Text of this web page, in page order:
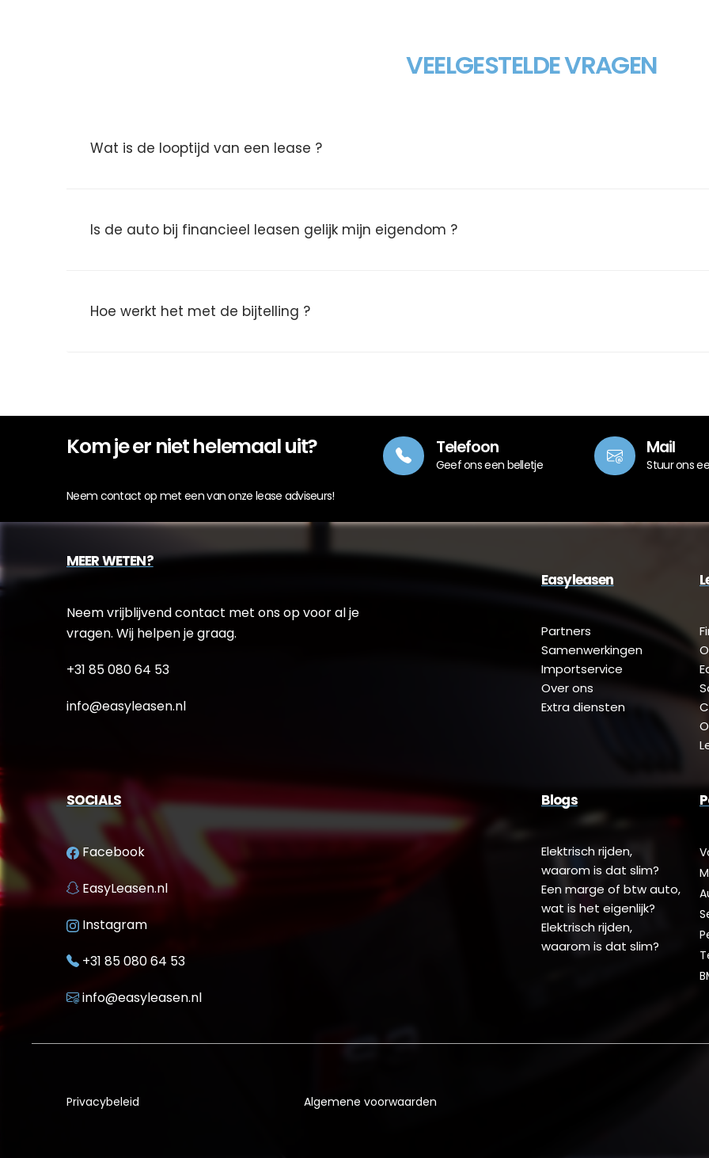
VEELGESTELDE VRAGEN
Wat is de looptijd van een lease ?
Is de auto bij financieel leasen gelijk mijn eigendom ?
Hoe werkt het met de bijtelling ?
Kom je er niet helemaal uit?
Neem contact op met een van onze lease adviseurs!
Telefoon
Geef ons een belletje
Mail
Stuur ons
MEER WETEN?
Neem vrijblijvend contact met ons op voor al je
vragen. Wij helpen je graag.
+31 85 080 64 53
info@easyleasen.nl
Easyleasen
Partners
Samenwerkingen
Importservice
Over ons
Extra diensten
SOCIALS
Facebook
EasyLeasen.nl
Instagram
+31 85 080 64 53
info@easyleasen.nl
Blogs
Elektrisch rijden,
waarom is dat slim?
Een marge of btw auto,
wat is het eigenlijk?
Elektrisch rijden,
waarom is dat slim?
Privacybeleid Algemene voorwaarden